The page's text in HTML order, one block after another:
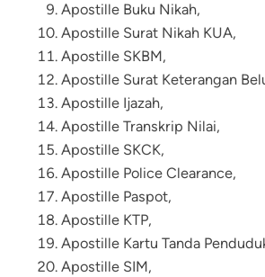
Apostille Buku Nikah,
Apostille Surat Nikah KUA,
Apostille SKBM,
Apostille Surat Keterangan
Apostille Ijazah,
Apostille Transkrip Nilai,
Apostille SKCK,
Apostille Police Clearance,
Apostille Paspot,
Apostille KTP,
Apostille Kartu Tanda
Apostille SIM,